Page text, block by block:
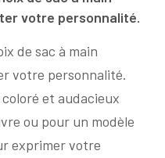
votre personnalité.
de sac à main
votre personnalité.
et audacieux
ou pour un modèle
exprimer votre